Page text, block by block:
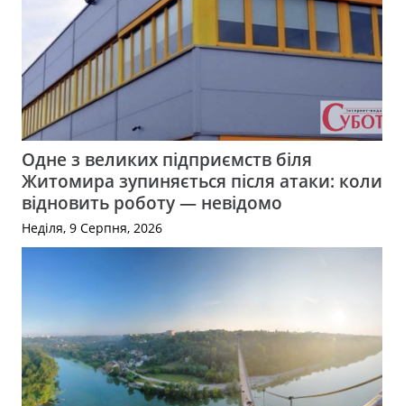
Одне з великих підприємств біля
Житомира зупиняється після атаки: коли
відновить роботу — невідомо
Неділя, 9 Серпня, 2026